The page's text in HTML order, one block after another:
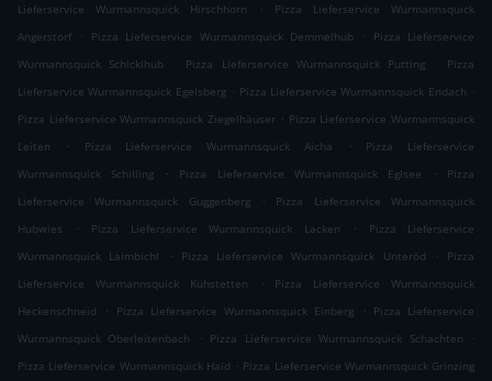
Lieferservice Wurmannsquick Hirschhorn .
Pizza Lieferservice Wurmannsquick
Angerstorf
. Pizza Lieferservice Wurmannsquick Demmelhub .
Pizza Lieferservice
Wurmannsquick Schicklhub
. Pizza Lieferservice Wurmannsquick Putting .
Pizza
Lieferservice Wurmannsquick Egelsberg . Pizza Lieferservice Wurmannsquick Endach .
Pizza Lieferservice Wurmannsquick Ziegelhäuser . Pizza Lieferservice Wurmannsquick
Leiten
. Pizza Lieferservice Wurmannsquick Aicha .
Pizza Lieferservice
Wurmannsquick Schilling
. Pizza Lieferservice Wurmannsquick Eglsee .
Pizza
Lieferservice Wurmannsquick Guggenberg
.
Pizza Lieferservice Wurmannsquick
Hubwies
. Pizza Lieferservice Wurmannsquick Lacken .
Pizza Lieferservice
Wurmannsquick Laimbichl
. Pizza Lieferservice Wurmannsquick Unteröd .
Pizza
Lieferservice Wurmannsquick Kühstetten
.
Pizza Lieferservice Wurmannsquick
Heckenschneid
. Pizza Lieferservice Wurmannsquick Einberg . Pizza Lieferservice
Wurmannsquick Oberleitenbach
. Pizza Lieferservice Wurmannsquick Schachten
.
Pizza Lieferservice Wurmannsquick Haid . Pizza Lieferservice Wurmannsquick Grinzing